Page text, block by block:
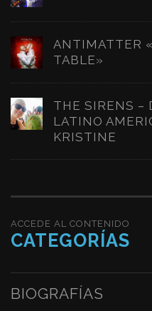
ANTIMATTER
TABLE»
THE SIRENS –
LATINO
KRISTINE
ACCEDE AL CONTENIDO
CATEGORÍAS
BIOGRAFÍAS